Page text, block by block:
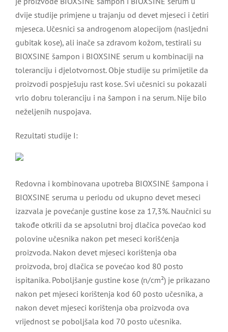
dvije studije primjene u trajanju od devet mjeseci i četiri
mjeseca. Učesnici sa androgenom alopecijom (nasljedni
gubitak kose), ali inače sa zdravom kožom, testirali su
BIOXSINE šampon i BIOXSINE serum u kombinaciji na
toleranciju i djelotvornost. Obje studije su primijetile da
proizvodi pospješuju rast kose. Svi učesnici su pokazali
vrlo dobru toleranciju i na šampon i na serum. Nije bilo
neželjenih nuspojava.
Rezultati studije I:
Redovna i kombinovana upotreba BIOXSINE šampona i
BIOXSINE seruma u periodu od ukupno devet meseci
izazvala je povećanje gustine kose za 17,3%. Naučnici su
takođe otkrili da se apsolutni broj dlačica povećao kod
polovine učesnika nakon pet meseci korišćenja
proizvoda. Nakon devet mjeseci korištenja oba
proizvoda, broj dlačica se povećao kod 80 posto
ispitanika. Poboljšanje gustine kose (n/cm²) je prikazano
nakon pet mjeseci korištenja kod 60 posto učesnika, a
nakon devet mjeseci korištenja oba proizvoda ova
vrijednost se poboljšala kod 70 posto učesnika.